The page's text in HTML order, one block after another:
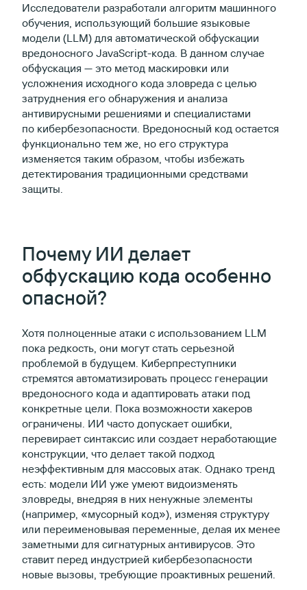
Исследователи разработали алгоритм машинного
обучения, использующий большие языковые
модели (LLM) для автоматической обфускации
вредоносного JavaScript-кода. В данном случае
обфускация — это метод маскировки или
усложнения исходного кода зловреда с целью
затруднения его обнаружения и анализа
антивирусными решениями и специалистами
по кибербезопасности. Вредоносный код остается
функционально тем же, но его структура
изменяется таким образом, чтобы избежать
детектирования традиционными средствами
защиты.
Почему ИИ делает
обфускацию кода особенно
опасной?
Хотя полноценные атаки с использованием LLM
пока редкость, они могут стать серьезной
проблемой в будущем. Киберпреступники
стремятся автоматизировать процесс генерации
вредоносного кода и адаптировать атаки под
конкретные цели. Пока возможности хакеров
ограничены. ИИ часто допускает ошибки,
перевирает синтаксис или создает неработающие
конструкции, что делает такой подход
неэффективным для массовых атак. Однако тренд
есть: модели ИИ уже умеют видоизменять
зловреды, внедряя в них ненужные элементы
(например, «мусорный код»), изменяя структуру
или переименовывая переменные, делая их менее
заметными для сигнатурных антивирусов. Это
ставит перед индустрией кибербезопасности
новые вызовы, требующие проактивных решений.